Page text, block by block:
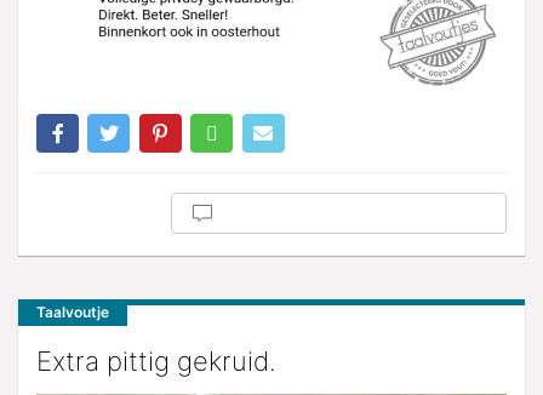
Taalvoutje
Extra pittig gekruid.